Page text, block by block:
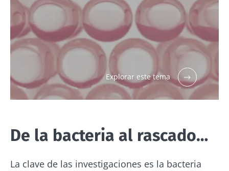
Explorar este tema
De la bacteria al rascado…
La clave de las investigaciones es la bacteria